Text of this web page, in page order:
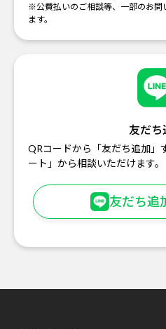
※公費払いのご相談等、一部のお問
ます。
友だち
QRコードから「友だち追加」
ート」から相談いただけます。
友だち追